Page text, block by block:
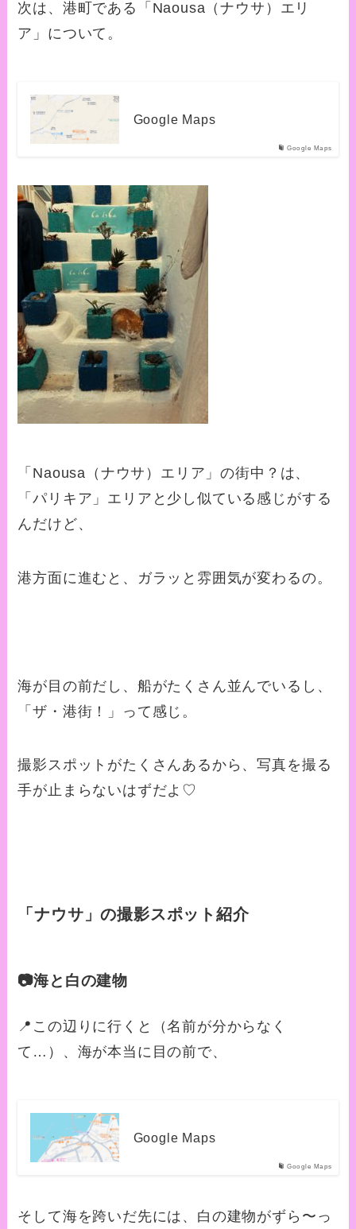
次は、港町である「Naousa（ナウサ）エリ
ア」について。
Google Maps
Google Maps
「Naousa（ナウサ）エリア」の街中？は、
「パリキア」エリアと少し似ている感じがする
んだけど、
港方面に進むと、ガラッと雰囲気が変わるの。
海が目の前だし、船がたくさん並んでいるし、
「ザ・港街！」って感じ。
撮影スポットがたくさんあるから、写真を撮る
手が止まらないはずだよ♡
「ナウサ」の撮影スポット紹介
📷海と白の建物
📍この辺りに行くと（名前が分からなく
て…）、海が本当に目の前で、
Google Maps
Google Maps
そして海を跨いだ先には、白の建物がずら〜っ